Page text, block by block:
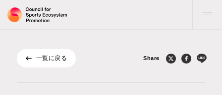
トップ
一覧に戻る Share